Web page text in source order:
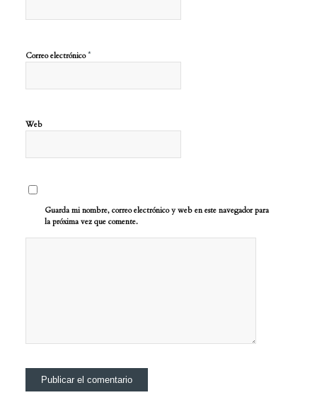
Correo electrónico*
Web
Guarda mi nombre, correo electrónico y web en este navegador para
la próxima vez que comente.